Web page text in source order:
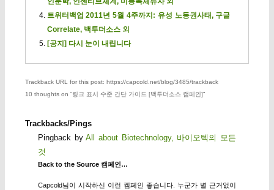
트위터백업 2011년 5월 4주까지: 유성 노동권사태, 구글
Correlate, 백투더소스 외
[공지] 다시 눈이 내립니다
Trackback URL for this post: https://capcold.net/blog/3485/trackback
10 thoughts on “링크 표시 수준 간단 가이드 [백투더소스 캠페인]”
Trackbacks/Pings
Pingback byAll about Biotechnology, 바이오텍의 모든
것
Back to the Source 캠페인…
Capcold님이 시작하신 이런 켐페인 좋습니다. 누군가 별 근거없이